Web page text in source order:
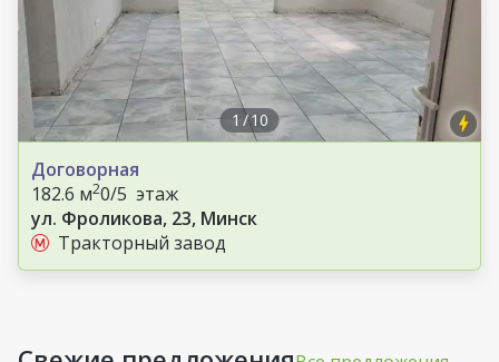
1 /10
Договорная
182.6 м20/5 этаж
ул. Фроликова, 23, Минск
Тракторный завод